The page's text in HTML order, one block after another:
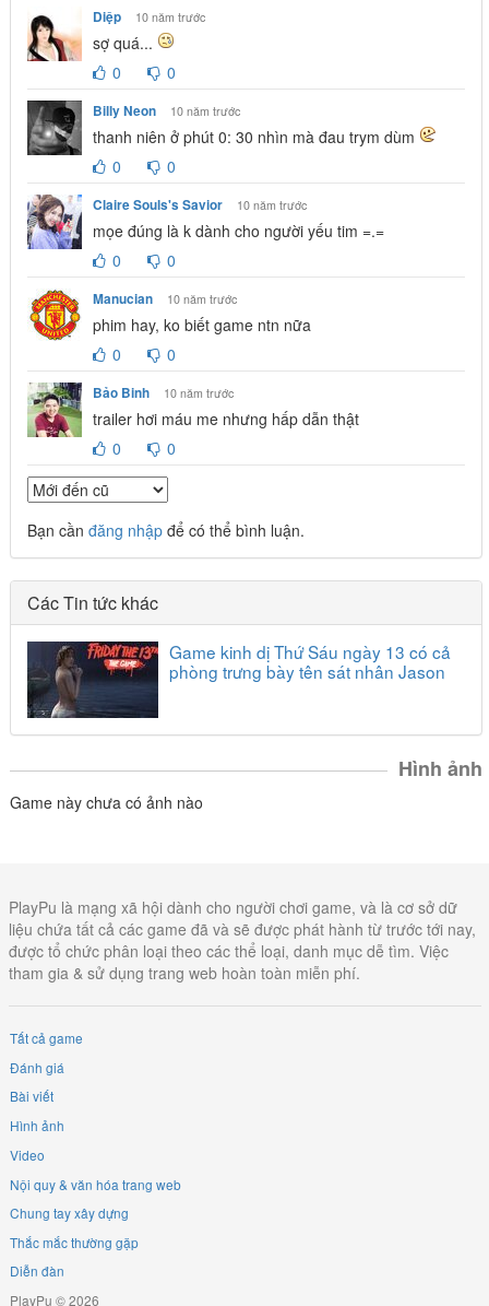
Diệp 10 năm trước
sợ quá...
0
0
Billy Neon 10 năm trước
thanh niên ở phút 0: 30 nhìn mà đau trym dùm
0
0
Claire Souls's Savior 10 năm trước
mọe đúng là k dành cho người yếu tim =.=
0
0
Manucian 10 năm trước
phim hay, ko biết game ntn nữa
0
0
Bảo Binh 10 năm trước
trailer hơi máu me nhưng hấp dẫn thật
0
0
Bạn cần đăng nhậpđể có thể bình luận.
Các Tin tức khác
Game kinh dị Thứ Sáu ngày 13 có cả
phòng trưng bày tên sát nhân Jason
Hình ảnh
Game này chưa có ảnh nào
PlayPu là mạng xã hội dành cho người chơi game, và là cơ sở dữ
liệu chứa tất cả các game đã và sẽ được phát hành từ trước tới nay,
được tổ chức phân loại theo các thể loại, danh mục dễ tìm. Việc
tham gia & sử dụng trang web hoàn toàn miễn phí.
Tất cả game
Đánh giá
Bài viết
Hình ảnh
Video
Nội quy & văn hóa trang web
Chung tay xây dựng
Thắc mắc thường gặp
Diễn đàn
PlayPu © 2026